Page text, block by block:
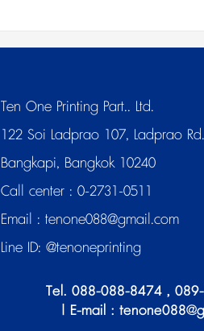
Ten One Printing Part.. Ltd.
122 Soi Ladprao 107, Ladprao
Bangkapi, Bangkok 10240
Call center :0-2731-0511
Email : tenone088@gmail.com
Line ID: @tenoneprinting
Tel. 088-088-8474 ,
| E-mail :